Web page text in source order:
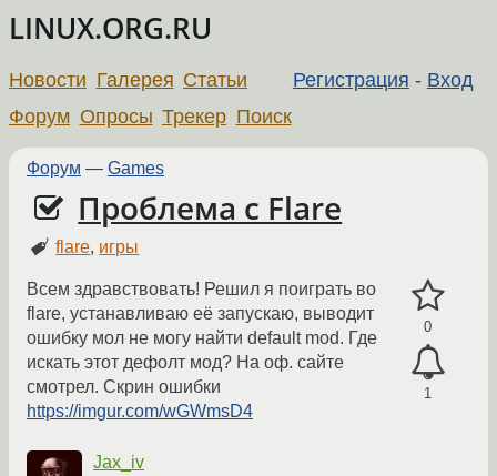
LINUX.ORG.RU
Регистрация - Вход
Новости Галерея Статьи
Форум Опросы Трекер Поиск
Форум — Games
Проблема с Flare
flare, игры
0
1
Всем здравствовать! Решил я поиграть во
flare, устанавливаю её запускаю, выводит
ошибку мол не могу найти default mod. Где
искать этот дефолт мод? На оф. сайте
смотрел. Скрин ошибки
https://imgur.com/wGWmsD4
Jax_iv